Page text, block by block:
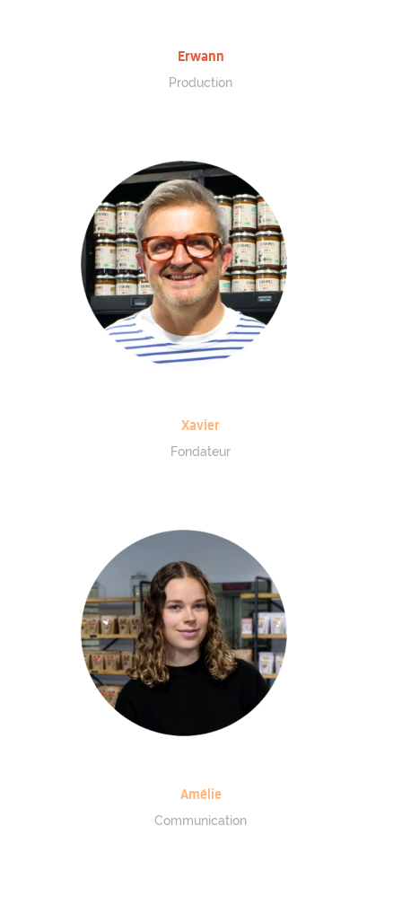
Erwann
Production
Xavier
Fondateur
Amélie
Communication